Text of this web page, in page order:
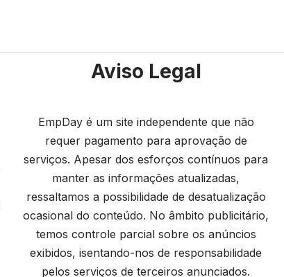
Aviso Legal
EmpDay é um site independente que não
requer pagamento para aprovação de
serviços. Apesar dos esforços contínuos para
manter as informações atualizadas,
ressaltamos a possibilidade de desatualização
ocasional do conteúdo. No âmbito publicitário,
temos controle parcial sobre os anúncios
exibidos, isentando-nos de responsabilidade
pelos serviços de terceiros anunciados.